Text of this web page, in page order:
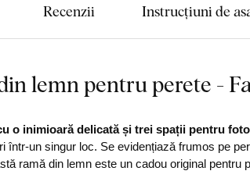
Recenzii Instrucțiuni de
lemn pentru perete -
o inimioară delicată și trei spații pentru
într-un singur loc. Se evidențiază frumos pe
ramă din lemn este un cadou original pentru